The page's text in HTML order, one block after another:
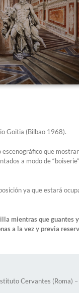
Goitia (Bilbao 1968).
que
a modo de
ya que estará
mientras que
a la vez y previa
Cervantes (Roma)